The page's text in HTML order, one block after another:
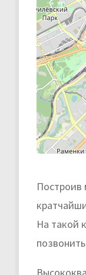
Построив
На такой